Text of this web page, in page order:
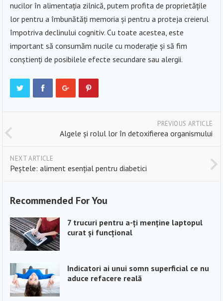
nucilor în alimentația zilnică, putem profita de proprietățile
lor pentru a îmbunătăți memoria și pentru a proteja creierul
împotriva declinului cognitiv. Cu toate acestea, este
important să consumăm nucile cu moderație și să fim
conștienți de posibilele efecte secundare sau alergii.
PREVIOUS ARTICLE
Algele și rolul lor în detoxifierea organismului
NEXT ARTICLE
Peștele: aliment esențial pentru diabetici
Recommended For You
7 trucuri pentru a-ți menține laptopul
curat și funcțional
Indicatori ai unui somn superficial ce nu
aduce refacere reală